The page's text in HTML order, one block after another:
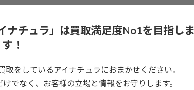
ナチュラ」は買取満足度No1を目指しま
す！
をしているアイナチュラにおまかせください。
でなく、お客様の立場と情報をお守りします。